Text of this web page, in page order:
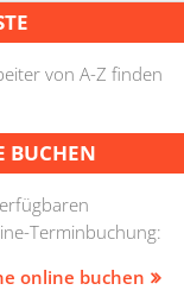
von A-Z finden
BUCHEN
Terminbuchung:
online buchen